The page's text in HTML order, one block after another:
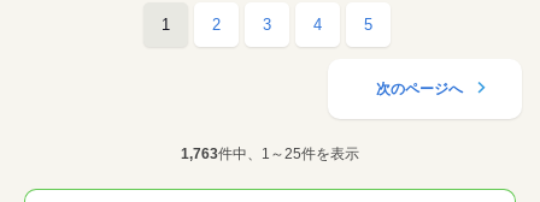
1 2 3 4 5
次のページへ
1,763件中、1～25件を表示